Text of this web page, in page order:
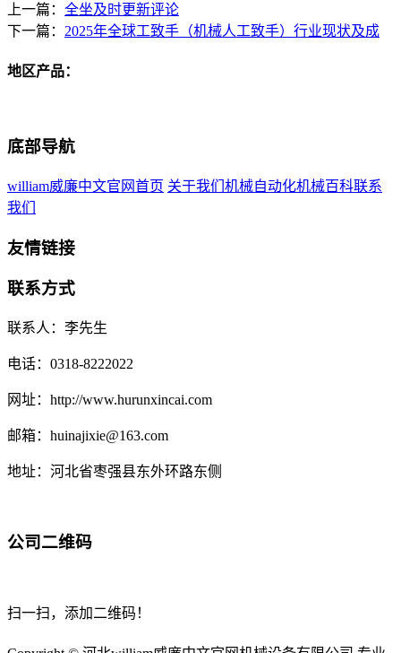
上一篇： 全坐及时更新评论
下一篇： 2025年全球工致手（机械人工致手）行业现状及成
地区产品：
底部导航
william威廉中文官网首页 关于我们 机械自动化机械百科联系
我们
友情链接
联系方式
联系人：李先生
电话：0318-8222022
网址：http://www.hurunxincai.com
邮箱：huinajixie@163.com
地址：河北省枣强县东外环路东侧
公司二维码
扫一扫，添加二维码！